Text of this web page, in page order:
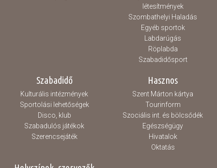
létesítmények
Szombathelyi Haladás
Egyéb sportok
Labdarúgás
Röplabda
Szabadidősport
Szabadidő
Kulturális intézmények
Sportolási lehetőségek
Disco, klub
Szabadulós játékok
Szerencsejáték
Hasznos
Szent Márton kártya
Tourinform
Szociális int. és bölcsődék
Egészségügy
Hivatalok
Oktatás